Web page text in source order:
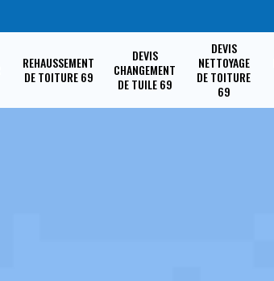
REHAUSSEMENT
DE TOITURE 69
DEVIS
CHANGEMENT
DE TUILE 69
DEVIS
NETTOYAGE
DE TOITURE
69